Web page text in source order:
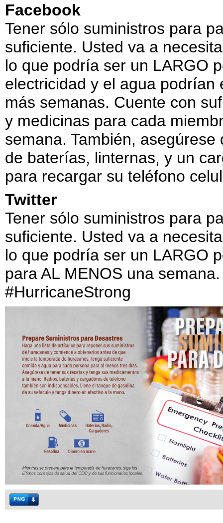
Facebook
Tener sólo suministros para
suficiente. Usted va a
lo que podría ser un LARGO
electricidad y el agua
más semanas. Cuente con
y medicinas para cada
semana. También,
de baterías, linternas, y un
para recargar su teléfono
Twitter
Tener sólo suministros para
suficiente. Usted va a
lo que podría ser un LARGO
para AL MENOS una
#HurricaneStrong